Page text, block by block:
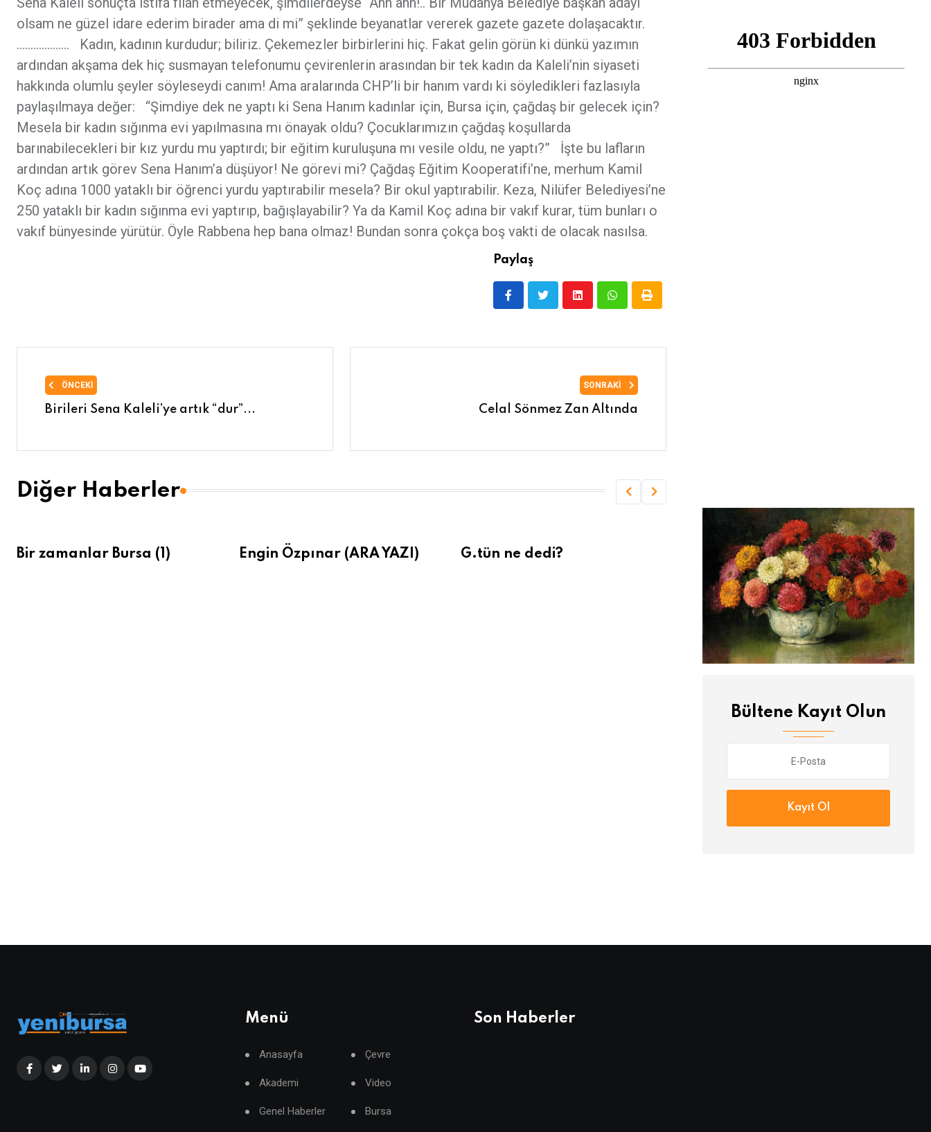
olsam ne güzel idare ederim birader ama di mi” şeklinde beyanatlar vererek gazete gazete dolaşacaktır.
………………. Kadın, kadının kurdudur; biliriz. Çekemezler birbirlerini hiç. Fakat gelin görün ki dünkü yazımın
ardından akşama dek hiç susmayan telefonumu çevirenlerin arasından bir tek kadın da Kaleli’nin siyaseti
hakkında olumlu şeyler söyleseydi canım! Ama aralarında CHP’li bir hanım vardı ki söyledikleri fazlasıyla
paylaşılmaya değer: “Şimdiye dek ne yaptı ki Sena Hanım kadınlar için, Bursa için, çağdaş bir gelecek için?
Mesela bir kadın sığınma evi yapılmasına mı önayak oldu? Çocuklarımızın çağdaş koşullarda
barınabilecekleri bir kız yurdu mu yaptırdı; bir eğitim kuruluşuna mı vesile oldu, ne yaptı?” İşte bu lafların
ardından artık görev Sena Hanım’a düşüyor! Ne görevi mi? Çağdaş Eğitim Kooperatifi’ne, merhum Kamil
Koç adına 1000 yataklı bir öğrenci yurdu yaptırabilir mesela? Bir okul yaptırabilir. Keza, Nilüfer Belediyesi’ne
250 yataklı bir kadın sığınma evi yaptırıp, bağışlayabilir? Ya da Kamil Koç adına bir vakıf kurar, tüm bunları o
vakıf bünyesinde yürütür. Öyle Rabbena hep bana olmaz! Bundan sonra çokça boş vakti de olacak nasılsa.
Paylaş
ÖNCEKI
Birileri Sena Kaleli’ye artık “dur”...
SONRAKI
Celal Sönmez Zan Altında
Diğer Haberler
Bir zamanlar Bursa (1) Engin Özpınar (ARA YAZI) G.tün ne dedi? Vidanjörü kim yolladı?
Bültene Kayıt Olun
Kayıt Ol
Menü
Anasayfa Çevre
Akademi Video
Genel Haberler Bursa
Son Haberler